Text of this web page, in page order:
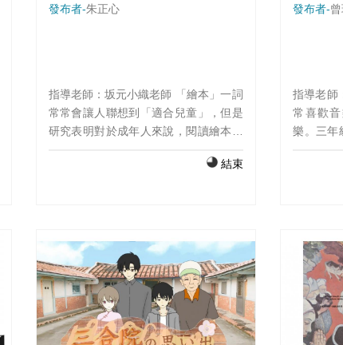
發布者-朱正心
指導老師：坂元小織老師 「繪本」一詞
常常會讓人聯想到「適合兒童」，但是
研究表明對於成年人來說，閱讀繪本也
自完成一本繪本，目標是以「繪本」為
將會是繼續研究怎麼樣的繪本才能更讓
成年人有所感觸。
結束
發布者-
指導老師
常喜歡
樂。三年
不料疫